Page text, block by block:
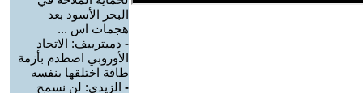
البحر الأسود بعد
هجمات اس ...
- دميترييف: الاتحاد
الأوروبي اصطدم بأزمة
طاقة اختلقها بنفسه
- الزيدي: لن نسمح